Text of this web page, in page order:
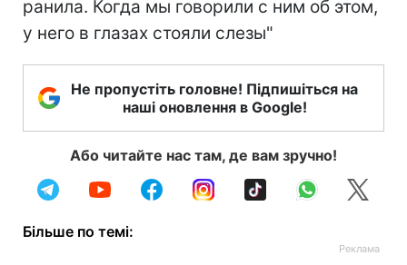
ранила. Когда мы говорили с ним об этом,
у него в глазах стояли слезы"
Не пропустіть головне! Підпишіться на
наші оновлення в Google!
Або читайте нас там, де вам зручно!
Більше по темі: